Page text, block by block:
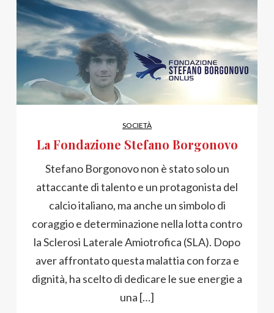
SOCIETÀ
La Fondazione Stefano Borgonovo
Stefano Borgonovo non è stato solo un
attaccante di talento e un protagonista del
calcio italiano, ma anche un simbolo di
coraggio e determinazione nella lotta contro
la Sclerosi Laterale Amiotrofica (SLA). Dopo
aver affrontato questa malattia con forza e
dignità, ha scelto di dedicare le sue energie a
una […]